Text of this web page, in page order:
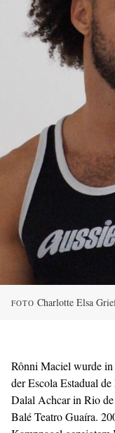
FOTO Charlotte Elsa
Rônni Maciel wurde in
der Escola Estadual
Dalal Achcar in Rio de
Balé Teatro Guaíra.